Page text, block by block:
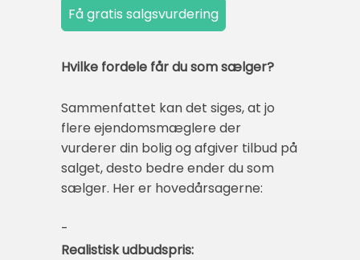
Hvilke fordele får du som sælger?
Sammenfattet kan det siges, at jo
flere ejendomsmæglere der
vurderer din bolig og afgiver tilbud på
salget, desto bedre ender du som
sælger. Her er hovedårsagerne:
-
Realistisk udbudspris: